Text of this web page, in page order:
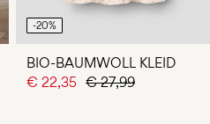
-20%
BIO-BAUMWOLL KLEID
€ 22,35 € 27,99